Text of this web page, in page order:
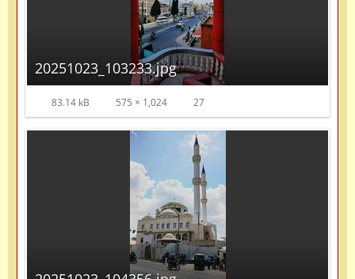
20251023_103233.jpg
83.14 kB 575 × 1,024 27